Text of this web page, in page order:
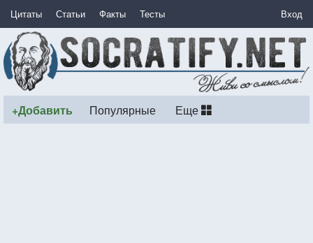
Цитаты Статьи Факты Тесты Вход
+Добавить Популярные Еще